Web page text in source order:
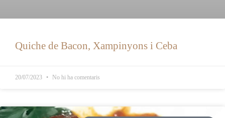
Quiche de Bacon, Xampinyons i Ceba
20/07/2023 No hi ha comentaris